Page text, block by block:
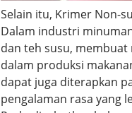
Selain itu, Krimer Non-
Dalam industri
dan teh susu,
dalam produksi
dapat juga diterapkan
pengalaman rasa yang